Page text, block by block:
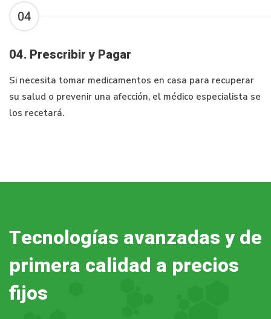
04
04. Prescribir y Pagar
Si necesita tomar medicamentos en casa para recuperar
su salud o prevenir una afección, el médico especialista se
los recetará.
Tecnologías avanzadas y de
primera calidad a precios
fijos